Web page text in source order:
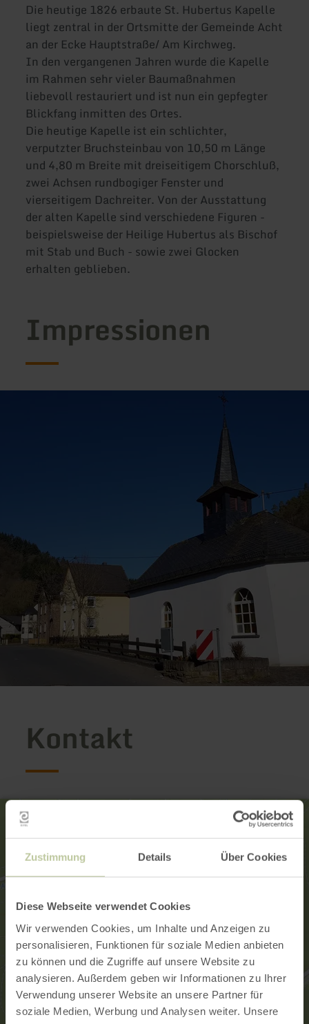
Zustimmung Details Über Cookies
Diese Webseite verwendet Cookies
Wir verwenden Cookies, um Inhalte und Anzeigen zu
personalisieren, Funktionen für soziale Medien anbieten
zu können und die Zugriffe auf unsere Website zu
analysieren. Außerdem geben wir Informationen zu Ihrer
Verwendung unserer Website an unsere Partner für
soziale Medien, Werbung und Analysen weiter. Unsere
Die heutige 1826 erbaute St. Hubertus Kapelle
liegt zentral in der Ortsmitte der Gemeinde Acht
an der Ecke Hauptstraße/ Am Kirchweg.
In den vergangenen Jahren wurde die Kapelle
im Rahmen sehr vieler Baumaßnahmen
liebevoll restauriert und ist nun ein gepfegter
Blickfang inmitten des Ortes.
Die heutige Kapelle ist ein schlichter,
verputzter Bruchsteinbau von 10,50 m Länge
und 4,80 m Breite mit dreiseitigem Chorschluß,
zwei Achsen rundbogiger Fenster und
vierseitigem Dachreiter. Von der Ausstattung
der alten Kapelle sind verschiedene Figuren -
beispielsweise der Heilige Hubertus als Bischof
mit Stab und Buch - sowie zwei Glocken
erhalten geblieben.
Impressionen
Kontakt